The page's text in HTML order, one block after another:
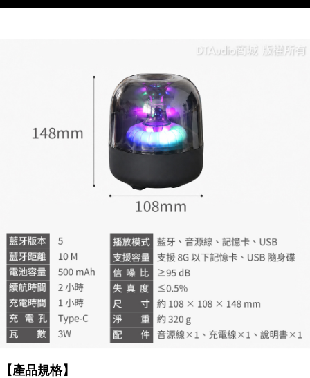
NT$60/pesanan | Penghantaran percuma untuk pesanan
【產品規格】